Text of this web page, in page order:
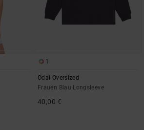
1
Odai Oversized
Frauen Blau Longsleeve
40,00 €